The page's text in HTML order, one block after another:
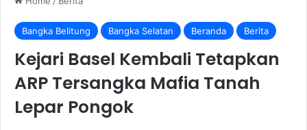
Bangka Belitung Bangka Selatan Beranda Berita
Kejari Basel Kembali Tetapkan
ARP Tersangka Mafia Tanah
Lepar Pongok